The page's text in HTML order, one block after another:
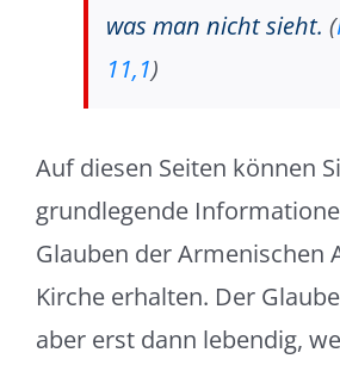
was man nicht sieht. (
11,1)
Auf diesen Seiten können
grundlegende
Glauben der Armenischen
Kirche erhalten. Der
aber erst dann lebendig,